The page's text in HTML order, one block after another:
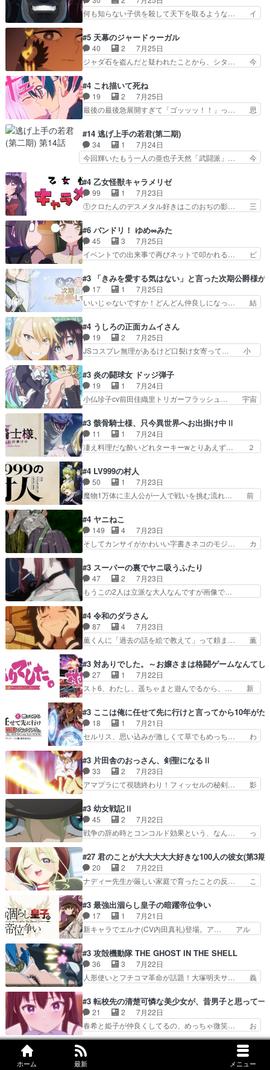
ホーム 最新 メニュー
www実質まどマギやんけ… しかも実質的にエク
レールが倒したビルであ…
父さんが石田彰だったことに驚きを… 主人公自分
の立場わかって無さすぎやしまた… ヨミツガと
子にも優しいし可愛いしこの… ユキノさんから玲
夜の父親の話で、そのイメ… あやかしの頂点に立
つ鬼龍院家の現当主が息…
何も知らない子供を殺して天下を取るような… イ
いバトル回の最後に、予想外の引きシン… これっ
て作者が描きたいのは"ユルの物語"… デラさんの
秘密がちょっとわかった回、正直… 左さんと刀持
ちさんが対決♪あとどこぞのじ… 何処も彼処も言
く動いていてずっと胸が熱… 同時視聴｜
DaemonsRealm｜リア… これまで騙していた東
村を捨てて新郷家に来…
#5 天幕のジャードゥーガル
40 2
7月25日
ジャダ石を盗んだと疑われたことから、シタ… 今
ぶややこしいことになってたオープニン… テンポ
も良いし毎話良いところで引くから全… 盟友ドレ
ゲネ后との出会い。次週のドレゲネ… さて、登場
人物多いけどついていけるのか私… 今回は遂にド
んがめっちゃ可愛かったなド… まさかの展開にめ
ちゃくちゃテンション上が… チャガタイの所へ密
偵に行ったはずがドレゲ…
#4 これ描いて死ね
19 2
7月25日
最後の最後急展開すぎて「ゴッッッ！！」っ… 思
は泣かなかった！漫画描きのハウツー回… この作
品はこういうのをズバッとキメるの上… 藤子不二
雄に親しんだ人にはとてもフィット… 赤福のヌル
ヌルした動きとかネームを褒めら… 漫研が気にな
から新たな仲間まで。本作品… 今回エンディング
テーマが流れるのが早い（… この作品の世界に
も、一応デジタルという概…
#14 逃げ上手の若君(第二期)
34 1
7月24日
今回輝いたもう一人の亜也子天然「武闘派」… 今
逃れすら逃げ上手亜也子のアシストに支… そう
か、亜也子もまだ9歳なのか‥ときゆき… 「亜也
子のドキドキ・大作戦！・長寿丸を一… 目玉と耳
を相手に言葉で繰り広げる戰もノラ… 時代設定ど
からのいらすとやは草だった。… 今回は亜也子回
でしたね頼もしさと乙女らし… 貞宗、キモいギョ
ロ目としか思ってなかった…
#4 乙女怪獣キャラメリゼ
99 1
7月23日
①クロたんのデスメタル好きはこのおぢの影… 三
か好きになれんキャラだなぁ作品もイン… 相変わ
らず生物学者には見えないわね響野君… 正体を知
らないのにどちりも肯定してくれた… 黒絵がハル
ゴンになっても、南を助けて大事… OPにデスボ
心を許す、母の友達である光… 黒絵の可愛さレベ
ルが止まらない。南くんと… 黒絵の母とのやり取
りでエヴァの加持さん思…
#6 バンドリ！ ゆめ∞みた
45 3
7月25日
イベントでの出来事で再びネットで叩かれる… ビ
ラがまじで何がしたいかわからん！先生… 陰キャ
の間合いにスルっと入ってきて相手の… ビオラが
都子さんを籠絡しに来ててやばいぞ… マネージャ
ー現実版初登場！バレーボールに… 藻掻きながら
で相手の緊張を解く相手の共… たまったアニメ
50本だってｗ今日も帰った… マネージャー実在
した大逆風のハズなのに全…
#3 「きみを愛する気はない」と言った次期公爵様が
17 1
7月25日
いいじゃないですか！どんどん仲良しになっ… 結
の恋愛系で1番これが好き。愛する気は… 今晩
は、2130頃からシンデレラガールズ… 公爵の妻
なのに着てる洋服がシンプル。テー… まあ、これ
は見なくていいな。むしろ判断が… 自分でも気づ
ぜかヒロイン化していますデ… 【今夜のアニメA
は…】前向き没落令嬢×こ… 「ぼやっとしてたら
菜園の領地の外まで開墾…
#4 うしろの正面カムイさん
19 2
7月25日
JSコスプレ無理があるけど口裂け女寄って… 小
カちゃんがヤバすぎてボキキしそう(ぇ… 口裂け
女って人を襲うって知らなかった…ポ… そのスタ
イルで小学生ファッションは口裂け… 相変わら
ず、尺の都合なのか原作漫画の細か… 除霊士カム
昭和キッズを恐怖のどん底へ突… 現代で有名な口
裂け女登場！お市ちゃん、ポ… ろくろ首の除霊シ
ーン「悪霊退散」のパチン…
#3 炎の闘球女 ドッジ弾子
19 1
7月24日
小仏珍子cv前田佳織里トリガーフラッシュ… 宇宙
いたぶってるのか！？Cパートで懐か… 普通にド
ッジが激アツ。いや羽仁衣が初めて… 優谷優の声
優に「ちんこ」って言わせてて興… 珍子ちゃ
ん………！！！！？！先週に引き続… これは意図
限ったことでなく、最近のアニ… 東山朱莉
（AkariHIGASHIYAM… こんなに可憐で可愛い泣
き虫メイドが僅か3…
#3 骸骨騎士様、只今異世界へお出掛け中Ⅱ
11 1
7月24日
凄え料理だな酔いどれターキーwとりあえず… ２
いの良いお兄ちゃん！！現場も楽しかっ… 第３話
をｄアニメストアで視聴しました。視… ローデン
王国ホーバン領を訪れたアーク一行… 1期に引き
続き２期にも出演させていただけ… 1期の頃から
題解決特筆する事は無いが、… 今週もありがとう
ございます耳がヒクヒクな… 時計台に登ってるの
見ると挟まれないか心配…
#4 LV999の村人
50 1
7月23日
魔物1万体に主人公が一人で戦いを挑む流れ… 前
を魔物と人間に殺された鏡の生い立ち。… 勇者た
ちを信じてアリスを預ける、鏡を信じ… 勇者パー
ティが仲間になった！？会話が通じ… 鏡の過去、
辛すぎて胸が苦しくなりました…… 最初、勇者パ
コちゃんの性別が間違えられ… 鏡の両親がモンス
ターと人間にそれぞれ命を… 胸が苦しくなるほど
鏡くんの過去がとても残…
#4 ヤニねこ
149 4
7月23日
そしてカンサイがかわいい字書きネコのモジ… カ
は『ちんこ』によってリミッターが外れ… 今回は
汚い要素あまりなく普通にギャグアニ… あとアイ
キャッチが釈迦だったの本当に最高… まー、今回
もコンプライアンス違反にどこま… 達郎のオチに
ニメが好きでも大丈夫だよ」… あんな事こんな事
いっぱいさせられちゃうこ… 妹ネコちゃんのバー
ガーにタバコ入ってるの…
#3 スーパーの裏でヤニ吸うふたり
47 2
7月23日
もうこの2人は立派な大人なんですが画像で…
こ叡智でセクシー！ミストふっかけて嗅ぎ… あい
かわらず山田さんと田山さんが同一人物… 今さら
だけどずとまよのOP合ってるね。首… 佐々木と
田山さんにロマンスの香りが漂って… 佐々木さん
「ただのヤニ仲間」から「ちゃ… 田山から消臭ミ
ストを戴いてお礼返しをして… からかったつもり
なのに、思いもよらない佐…
#4 令和のダラさん
87 4
7月23日
薫くんに「過去の話を絵で教えて」って頼ま… 薫
シリアス展開になるかと思ったら全然そ… 薫が通
うは応神町立応神北小学校一方、日向… 思ったの
と違う刺客出てきたwwただ関西弁… とエピソー
ドの進みにおどろくけど、気持ち… ①作文の定番
れしてきた。ミステリアスな… 弟くんから昔の話
を絵に描いて！と言われた… 神をも恐れぬ姉弟と
ダラさんのコメディかと…
#3 対ありでした。～お嬢さまは格闘ゲームなんてし
27 1
7月22日
スト6、わたし、遥ちゃまと遊んでるから、… 新
ぁ、こんな都合よく格ゲー女子が集まるか… 規律
違反は許さない人かと負けず嫌いの可愛… 何かに
一生懸命になっている女の子はかわい… 先の一件
で綾と美緒は親しくなる。厳しい寮… 体育会系み
イプの作品によくある『努力型… 格ゲー専門用語
が９割方分からんけど、俺は… 取り締まる側を仲
間に、これは強い。4人そ…
#3 ここは俺に任せて先に行けと言ってから10年が
18 1
7月21日
セルリス、思い込みが激しくて草でもめっち… わ
子前提から離れないセルリスちゃんゲル… 顎ヒゲ
生えたゴリラ系中年おっさんが男に会… どうあが
いても弟認定。ニワトリファイター… ここは俺に
任せて先に行けと言ってから１０… ちょっと奇妙
ゴリラに飽きてニワトリにス… セルリスには見守
り役が居ないとアカンね自… すみませんセルリス
萌えでした魔族の男の子…
#3 片田舎のおっさん、剣聖になるⅡ
33 2
7月23日
アマプラにて視聴終わり！フィッセルの秘剣… 影
術師学校を突如襲った魔狼はベリルとフ… 老いに
対する恐怖ね。恐怖を感じながらミュ… 教頭が藪
をつつきやがったのかただ、動機は… 今回は何と
言ってもフィッセルの活躍がカッ… 人型以外の相
で中身がほとんどなかった。… 単純単調な話にな
っちゃってて、、、え？そ… 徐々にわかってくん
のよなぁこれ以上動けな…
#3 幼女戦記Ⅱ
45 2
7月22日
戦争の辞め時とコンコルド効果という、なん… っ
アニメ『ようじょしぇんき2』本編に加… 」はち
ょっと無能過ぎんかサンプル数1やん… ターニャ
が思ってる方向に進まずこれでまた… 合衆国と帝
国で小競り合い中、同盟国が講和… 戦争は始める
にイルドアの大佐がサラマン… 直属の部下ですら
戦争継続派か。。戦争は始… 「（あの量の差が気
になるッ!!!）」ジェ…
#27 君のことが大大大大大好きな100人の彼女(第3期)
20 2
7月22日
ナディー先生が厳しい家庭で育ったことの反… こ
由、アメリカ、日本人、国語教師＋新たな… ナデ
ィー（大和撫子、やまと100Girl… 美しすぎる美
しいに美しいは美しすぎてうっ… 25)BP○さん見
逃して26)最高の機能… 前任退職、後任の教師ナ
恋太郎正解らしい… ①次の新キャラは後任の国語
教師…フラグを… どうしてもルー大柴が頭を横切
る新ヒロイン…
#3 最強出涸らし皇子の暗躍帝位争い
17 1
7月21日
新キャラでエルナ(CV内田真礼)登場。ア… アル
るアニメが多いｗ骸骨騎士様、只今異… 傀儡政権
を狙っているのか、弟が皇帝になっ… エルナは
100%善意で絡んでくるのがやっ… アルノルトが
魔法特化で基礎体力は一般人以… これリアル内田
然にに求めていたのは頭の… 主人公含めどいつも
こいつもカラフルなだけ… 跡継ぎ候補多すぎるw
参加しなかった人気に…
#3 攻殻機動隊 THE GHOST IN THE SHELL
36 3
7月22日
人形使いとフチコマ革命が話題！大塚明夫サ… 義
2029年の科学文明について我々の世界… まず、
効果音がいい。私が思うに、銃撃戦が… いきなり
のハラハラ感。犯人をどんどん追い… 擬似記憶な
の本物なのか分からないと思う？… をバンダイチ
ャンネルで視聴。いやはや、ア… 1990年代の
OVAならアリかな。ICT… 冒頭のアクションから
釘付けだった。皆人形… ひとつの単体の作品とし
#3 転校先の清楚可憐な美少女が、昔男子と思って一
21 2
7月22日
春希と姫子が仲良くしてるの、めっちゃ微笑… お
ーーーーーーーーい！！！！！！これ、妹… 二階
堂さんが女性だってことみんな知らなか… 姫子さ
んと三岳さんがラストに姫子さんのお… 初めて夜
#4 無職転生Ⅲ ～異世界行ったら本気だす～